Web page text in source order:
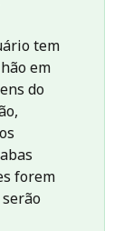
tem
em
do
forem